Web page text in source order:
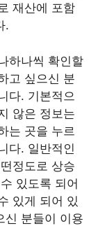
재산에 포함
.
하나씩 확인할
고 싶으신 분
다. 기본적으
않은 정보는
는 곳을 누르
다. 일반적인
정도로 상승
있도록 되어
있게 되어 있
신 분들이 이용